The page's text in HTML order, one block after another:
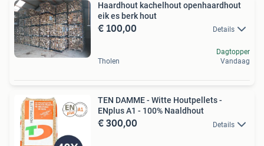
Haardhout kachelhout openhaardhout
eik es berk hout
€ 100,00 Details
Tholen
Dagtopper
Vandaag
TEN DAMME - Witte Houtpellets -
ENplus A1 - 100% Naaldhout
€ 300,00 Details